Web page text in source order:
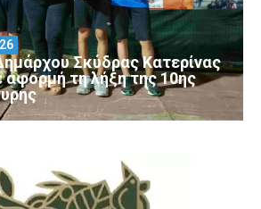
Σκύδρας Κατερίνας
αφορμή τη λήξη της 10ης